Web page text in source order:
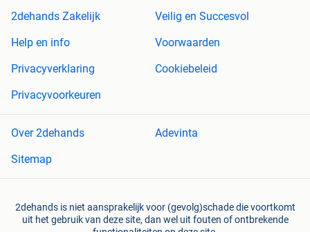
2dehands Zakelijk
Veilig en Succesvol
Help en info
Voorwaarden
Privacyverklaring
Cookiebeleid
Privacyvoorkeuren
Over 2dehands
Adevinta
Sitemap
2dehands is niet aansprakelijk voor (gevolg)schade die voortkomt
uit het gebruik van deze site, dan wel uit fouten of ontbrekende